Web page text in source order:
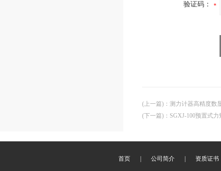
验证码：
(上一篇) ： 测力计器高精度数
(下一篇) ： SGXJ-100预置式
首页 公司简介 资质证书